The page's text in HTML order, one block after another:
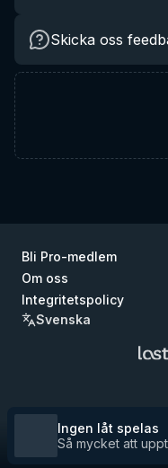
Skicka oss
Bli Pro-medlem
Om oss
Integritetspolicy
Svenska
Ingen låt spelas